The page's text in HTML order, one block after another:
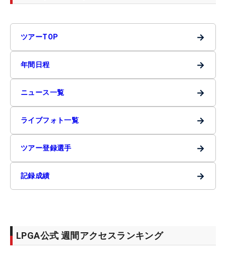
ツアーTOP →
年間日程 →
ニュース一覧 →
ライブフォト一覧 →
ツアー登録選手 →
記録成績 →
LPGA公式 週間アクセスランキング